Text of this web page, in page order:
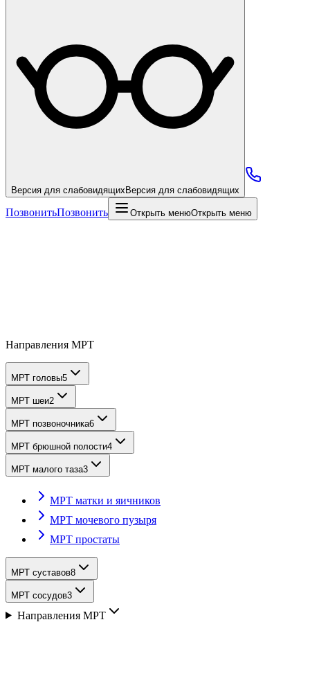
Версия для слабовидящих Версия для слабовидящих
ПозвонитьПозвонить Открыть менюОткрыть меню
Направления МРТ
МРТ головы5
МРТ шеи2
МРТ позвоночника6
МРТ брюшной полости4
МРТ малого таза3
МРТ матки и яичников
МРТ мочевого пузыря
МРТ простаты
МРТ суставов8
МРТ сосудов3
Направления МРТ